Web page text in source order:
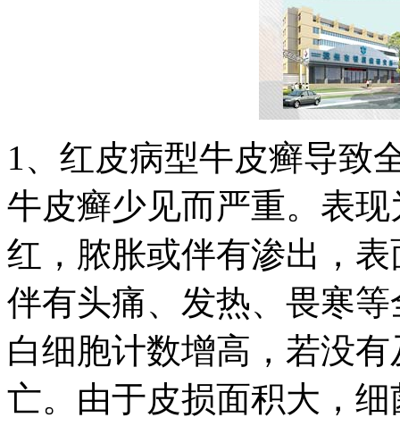
1、红皮病型牛皮癣导致
牛皮癣少见而严重。表
红，脓胀或伴有渗出，
伴有头痛、发热、畏寒
白细胞计数增高，若没
亡。由于皮损面积大，